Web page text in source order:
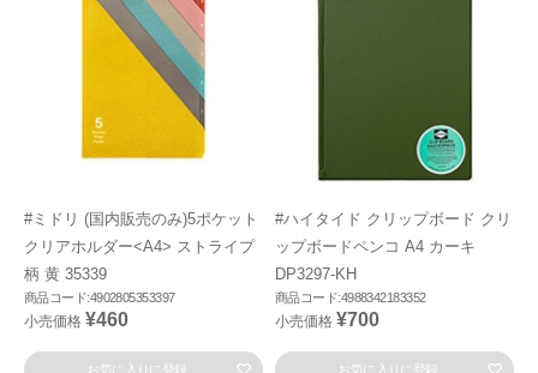
#ミドリ (国内販売のみ)5ポケット
クリアホルダー<A4> ストライプ
柄 黄 35339
商品コード:4902805353397
小売価格 ¥460
お気に入りに登録
#ハイタイド クリップボード クリ
ップボードペンコ A4 カーキ
DP3297-KH
商品コード:4988342183352
小売価格 ¥700
お気に入りに登録